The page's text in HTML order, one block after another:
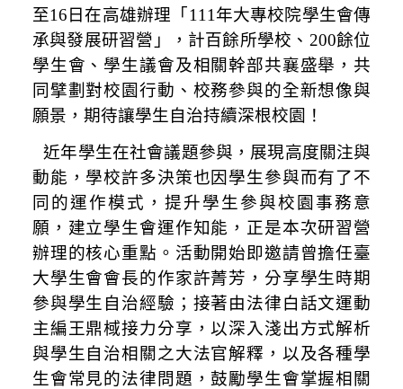
至16日在高雄辦理「111年大專校院學生會傳
承與發展研習營」，計百餘所學校、200餘位
學生會、學生議會及相關幹部共襄盛舉，共
同擘劃對校園行動、校務參與的全新想像與
願景，期待讓學生自治持續深根校園！
近年學生在社會議題參與，展現高度關注與
動能，學校許多決策也因學生參與而有了不
同的運作模式，提升學生參與校園事務意
願，建立學生會運作知能，正是本次研習營
辦理的核心重點。活動開始即邀請曾擔任臺
大學生會會長的作家許菁芳，分享學生時期
參與學生自治經驗；接著由法律白話文運動
主編王鼎棫接力分享，以深入淺出方式解析
與學生自治相關之大法官解釋，以及各種學
生會常見的法律問題，鼓勵學生會掌握相關